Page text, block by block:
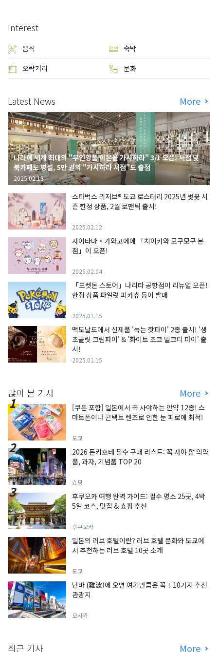
Interest
음식 숙박
오락거리 문화
Latest News More
나라에 세계 최대의 "무인양품 이온몰 가시하라" 3/1 오픈! 서점 및
북카페도 병설, 5만 권의 "가시하라 서점"도 출점
2025.02.13
스타벅스 리저브® 도쿄 로스터리 2025년 벚꽃 시
즌 한정 상품, 2월 로맨틱 출시!
2025.02.12
사이타마・가와고에에 「치이카와 모구모구 본
점」이 오픈!
2025.02.04
「포켓몬 스토어」나리타 공항점이 리뉴얼 오픈!
한정 상품 파일럿 피카츄 등이 발매
2025.01.15
맥도날드에서 신제품 '녹는 핫파이' 2종 출시! '생
초콜릿 크림파이' & '화이트 초코 밀크티 파이' 출
시!
2025.01.15
많이 본 기사 More
[쿠폰 포함] 일본에서 꼭 사야하는 안약 12종! 스
마트폰이나 콘택트 렌즈로 인한 눈 피로에 최적!
도쿄
2026 돈키호테 필수 구매 리스트: 꼭 사야 할 의약
품, 과자, 기념품 TOP 20
쇼핑
후쿠오카 여행 완벽 가이드: 필수 명소 25곳, 4박
5일 코스, 맛집 & 쇼핑 추천
후쿠오카
일본의 러브 호텔이란? 러브 호텔 문화와 도쿄에
서 추천하는 러브 호텔 10곳 소개
도쿄
난바 (難波)에 오면 여기만큼은 꼭！10가지 추천
관광지
오사카
최근 기사 More